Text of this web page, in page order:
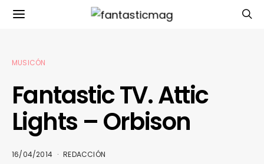
MUSICÓN
Fantastic TV. Attic
Lights – Orbison
16/04/2014 REDACCIÓN